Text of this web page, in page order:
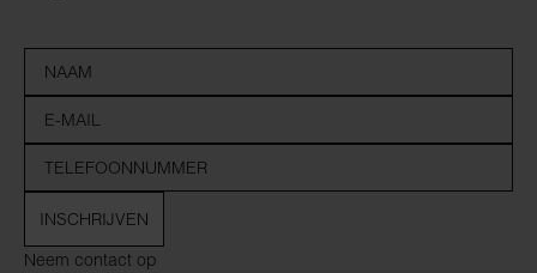
Neem contact op
INSCHRIJVEN